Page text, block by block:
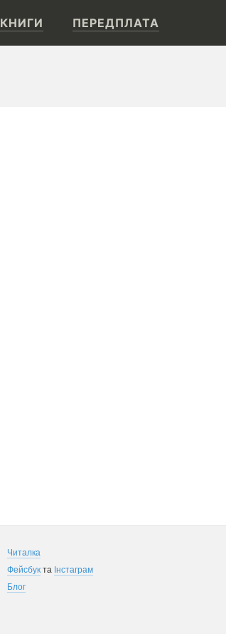
КНИГИ ПЕРЕДПЛАТА
Читалка
Фейсбукта Інстаграм
Блог